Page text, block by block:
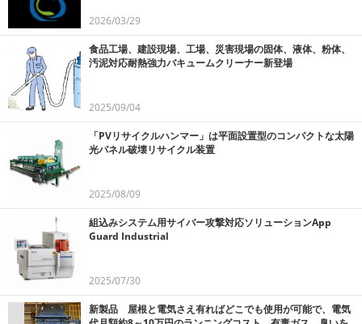
2026/03/29
食品工場、建設現場、工場、災害現場の固体、液体、粉体、
汚泥対応耐熱強力バキュームクリーナー新登場
2025/09/04
「PVリサイクルハンマー」は平面設置型のコンパクトな太陽
光パネル破壊リサイクル装置
2025/08/09
組込みシステム用サイバー攻撃対応ソリューションApp
Guard Industrial
2025/07/30
新製品 屋根と電気さえ有ればどこでも使用が可能で、電気